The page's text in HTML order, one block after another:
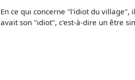
En ce qui concerne "l'idiot du
avait son "idiot", c'est-à-dire un être